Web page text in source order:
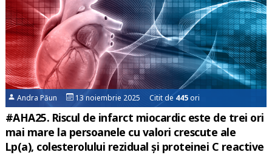
Andra Păun 13 noiembrie 2025 Citit de 445ori
#AHA25. Riscul de infarct miocardic este de trei ori
mai mare la persoanele cu valori crescute ale
Lp(a), colesterolului rezidual și proteinei C reactive